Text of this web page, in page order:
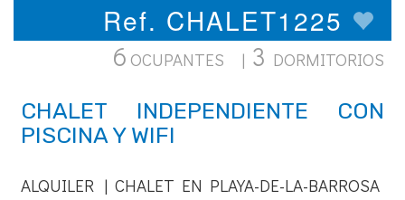
Ref. CHALET1225
6 OCUPANTES | 3 DORMITORIOS
CHALET INDEPENDIENTE CON
PISCINA Y WIFI
ALQUILER | CHALET EN PLAYA-DE-LA-BARROSA